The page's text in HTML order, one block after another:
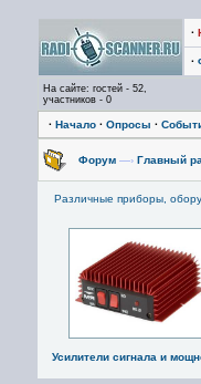
·
·
На сайте: гостей - 52,
участников - 0
· Начало · Опросы ·
Форум —› Главный
Различные приборы,
Усилители сигнала и